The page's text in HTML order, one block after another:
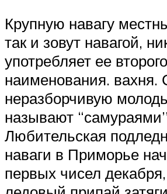
Крупную навагу
так и зовут навагой,
употребляет ее второго
наименования. вахня.
неразборчивую
называют
Любительская
наваги в Приморье
первых чисел декабря,